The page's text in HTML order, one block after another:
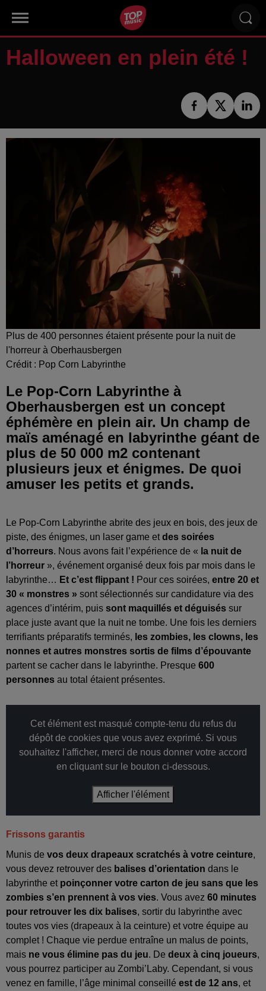
Halloween en plein été !
Plus de 400 personnes étaient présente pour la nuit de
l'horreur à Oberhausbergen
Crédit : Pop Corn Labyrinthe
Le Pop-Corn Labyrinthe à
Oberhausbergen est un concept
éphémère en plein air. Un champ de
maïs aménagé en labyrinthe géant de
plus de 50 000 m2 contenant
plusieurs jeux et énigmes. De quoi
amuser les petits et grands.
Le Pop-Corn Labyrinthe abrite des jeux en bois, des jeux de
piste, des énigmes, un laser game etdes soirées
d’horreurs. Nous avons fait l’expérience de « la nuit de
l’horreur », événement organisé deux fois par mois dans le
labyrinthe… Et c’est flippant ! Pour ces soirées, entre 20 et
30 « monstres » sont sélectionnés sur candidature via des
agences d’intérim, puis sont maquillés et déguisés sur
place juste avant que la nuit ne tombe. Une fois les derniers
terrifiants préparatifs terminés, les zombies, les clowns, les
nonnes et autres monstres sortis de films d’épouvante
partent se cacher dans le labyrinthe. Presque 600
personnes au total étaient présentes.
Cet élément est masqué compte-tenu du refus du
dépôt de cookies que vous avez exprimé. Si vous
souhaitez l'afficher, merci de nous donner votre accord
en cliquant sur le bouton ci-dessous.
Afficher l'élément
Frissons garantis
Munis de vos deux drapeaux scratchés à votre ceinture,
vous devez retrouver des balises d’orientation dans le
labyrinthe et poinçonner votre carton de jeu sans que les
zombies s’en prennent à vos vies. Vous avez 60 minutes
pour retrouver les dix balises, sortir du labyrinthe avec
toutes vos vies (drapeaux à la ceinture) et votre équipe au
complet ! Chaque vie perdue entraîne un malus de points,
mais ne vous élimine pas du jeu. De deux à cinq joueurs,
vous pourrez participer au Zombi’Laby. Cependant, si vous
venez en famille, l’âge minimal conseillé est de 12 ans, et